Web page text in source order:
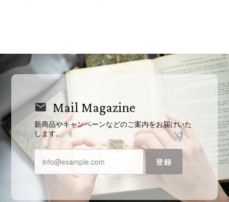
Mail Magazine
新商品やキャンペーンなどのご案内をお届けいた
します。
登録